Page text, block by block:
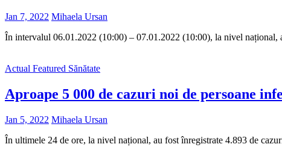
Jan 7, 2022 Mihaela Ursan
În intervalul 06.01.2022 (10:00) – 07.01.2022 (10:00), la nivel național,
Actual Featured Sănătate
Aproape 5 000 de cazuri noi de persoane
Jan 5, 2022 Mihaela Ursan
În ultimele 24 de ore, la nivel național, au fost înregistrate 4.893 de